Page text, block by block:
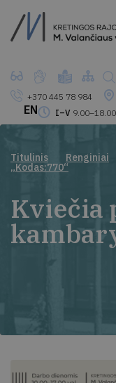
+370 445 78 984
I–V
EN
Titulinis Renginiai
„Kodas:770“
Kviečia